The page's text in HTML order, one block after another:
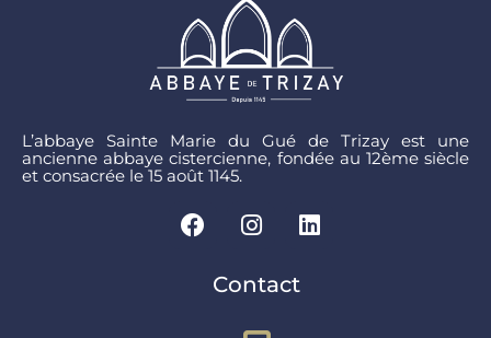
L’abbaye Sainte Marie du Gué de Trizay est une
ancienne abbaye cistercienne, fondée au 12ème siècle
et consacrée le 15 août 1145.
Contact